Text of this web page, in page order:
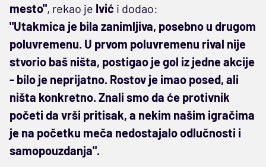
mesto", rekao je Ivić i dodao:
"Utakmica je bila zanimljiva, posebno u drugom
poluvremenu. U prvom poluvremenu rival nije
stvorio baš ništa, postigao je gol iz jedne akcije
- bilo je neprijatno. Rostov je imao posed, ali
ništa konkretno. Znali smo da će protivnik
početi da vrši pritisak, a nekim našim igračima
je na početku meča nedostajalo odlučnosti i
samopouzdanja".